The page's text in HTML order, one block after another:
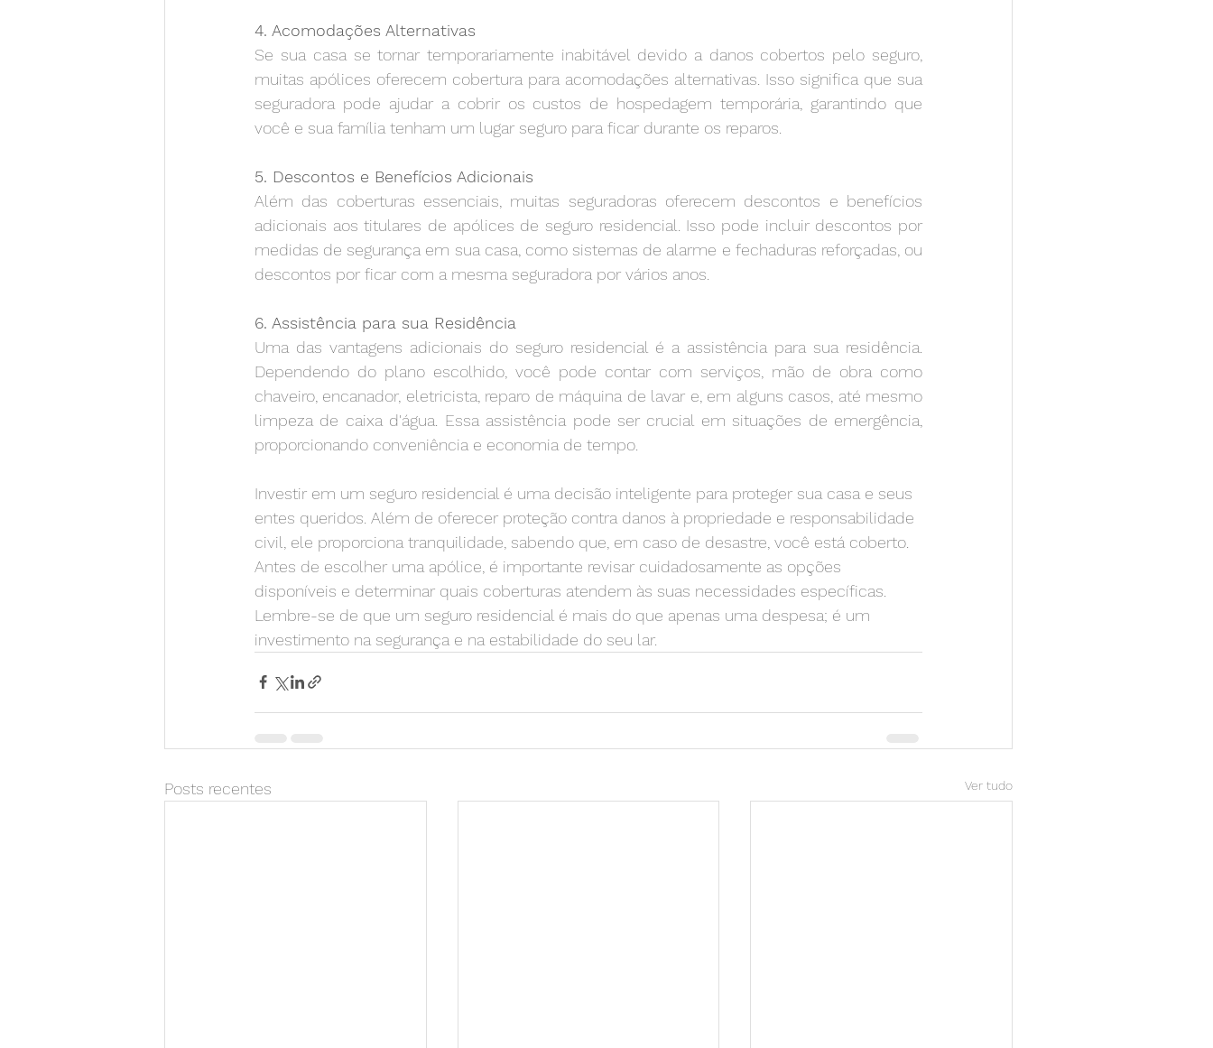
4. Acomodações Alternativas
Se sua casa se tornar temporariamente inabitável devido a danos cobertos pelo seguro,
muitas apólices oferecem cobertura para acomodações alternativas. Isso significa que sua
seguradora pode ajudar a cobrir os custos de hospedagem temporária, garantindo que
você e sua família tenham um lugar seguro para ficar durante os reparos.
5. Descontos e Benefícios Adicionais
Além das coberturas essenciais, muitas seguradoras oferecem descontos e benefícios
adicionais aos titulares de apólices de seguro residencial. Isso pode incluir descontos por
medidas de segurança em sua casa, como sistemas de alarme e fechaduras reforçadas, ou
descontos por ficar com a mesma seguradora por vários anos.
6. Assistência para sua Residência
Uma das vantagens adicionais do seguro residencial é a assistência para sua residência.
Dependendo do plano escolhido, você pode contar com serviços, mão de obra como
chaveiro, encanador, eletricista, reparo de máquina de lavar e, em alguns casos, até mesmo
limpeza de caixa d'água. Essa assistência pode ser crucial em situações de emergência,
proporcionando conveniência e economia de tempo.
Investir em um seguro residencial é uma decisão inteligente para proteger sua casa e seus
entes queridos. Além de oferecer proteção contra danos à propriedade e responsabilidade
civil, ele proporciona tranquilidade, sabendo que, em caso de desastre, você está coberto.
Antes de escolher uma apólice, é importante revisar cuidadosamente as opções
disponíveis e determinar quais coberturas atendem às suas necessidades específicas.
Lembre-se de que um seguro residencial é mais do que apenas uma despesa; é um
investimento na segurança e na estabilidade do seu lar.
Posts recentes Ver tudo